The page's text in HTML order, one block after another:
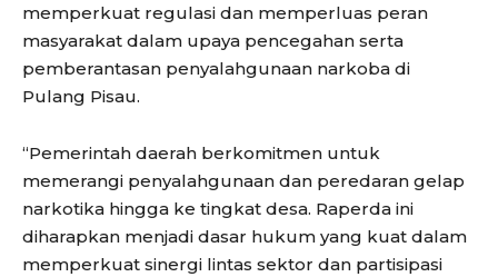
memperkuat regulasi dan memperluas peran
masyarakat dalam upaya pencegahan serta
pemberantasan penyalahgunaan narkoba di
Pulang Pisau.
“Pemerintah daerah berkomitmen untuk
memerangi penyalahgunaan dan peredaran gelap
narkotika hingga ke tingkat desa. Raperda ini
diharapkan menjadi dasar hukum yang kuat dalam
memperkuat sinergi lintas sektor dan partisipasi